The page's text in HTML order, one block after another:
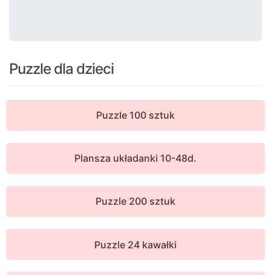
Puzzle dla dzieci
Puzzle 100 sztuk
Plansza układanki 10-48d.
Puzzle 200 sztuk
Puzzle 24 kawałki